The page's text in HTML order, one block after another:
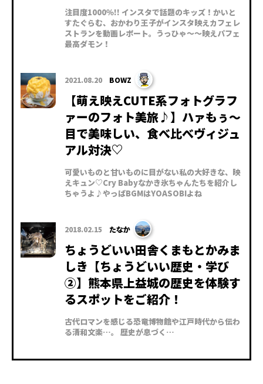
注目度1000％!! インスタで話題のキッズ！かいと
すたぐらむ、おかわり王子がインスタ映えカフェレ
ストランを動画レポート。うっひゃ～～映えパフェ
最高ダモン！
2021.08.20 BOWZ
【萌え映えCUTE系フォトグラフ
ァーのフォト美旅♪】ハァもぅ～
目で美味しい、食べ比べヴィジュ
アル対決♡
可愛いものと甘いものに目がない私の大好きな、映
えキュン♡Cry Babyなかき氷ちゃんたちを紹介し
ちゃうよ♪やっぱBGMはYOASOBIよね
2018.02.15 たなか
ちょうどいい田舎くまもとかみま
しき【ちょうどいい歴史・学び
②】熊本県上益城の歴史を体験す
るスポットをご紹介！
古代ロマンを感じる恐竜博物館や江戸時代から伝わ
る清和文楽…。 歴史が息づく…